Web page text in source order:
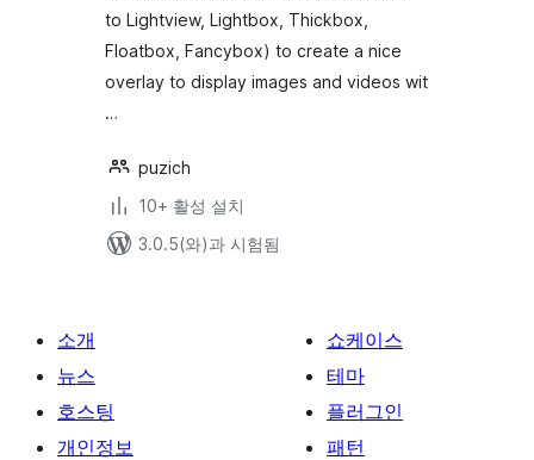
to Lightview, Lightbox, Thickbox,
Floatbox, Fancybox) to create a nice
overlay to display images and videos wit
…
puzich
10+ 활성 설치
3.0.5(와)과 시험됨
소개
뉴스
호스팅
개인정보
쇼케이스
테마
플러그인
패턴